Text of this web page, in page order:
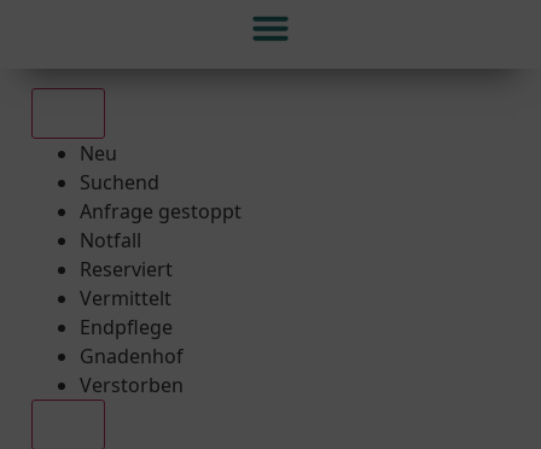
Neu
Suchend
Anfrage gestoppt
Notfall
Reserviert
Vermittelt
Endpflege
Gnadenhof
Verstorben